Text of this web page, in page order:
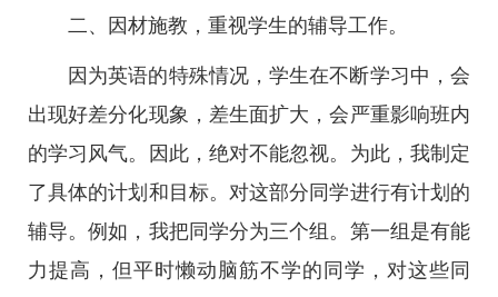
二、因材施教，重视学生的辅导工作。
因为英语的特殊情况，学生在不断学习中，会
出现好差分化现象，差生面扩大，会严重影响班内
的学习风气。因此，绝对不能忽视。为此，我制定
了具体的计划和目标。对这部分同学进行有计划的
辅导。例如，我把同学分为三个组。第一组是有能
力提高，但平时懒动脑筋不学的同学，对这些同